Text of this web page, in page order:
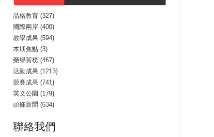
品格教育 (327)
國際兩岸 (400)
教學成果 (594)
本期焦點 (3)
榮譽賀榜 (467)
活動成果 (1213)
競賽成果 (741)
英文公園 (179)
頭條新聞 (634)
聯絡我們